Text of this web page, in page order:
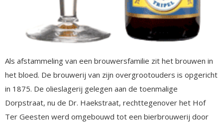
Als afstammeling van een brouwersfamilie zit het brouwen in
het bloed. De brouwerij van zijn overgrootouders is opgericht
in 1875. De olieslagerij gelegen aan de toenmalige
Dorpstraat, nu de Dr. Haekstraat, rechttegenover het Hof
Ter Geesten werd omgebouwd tot een bierbrouwerij door